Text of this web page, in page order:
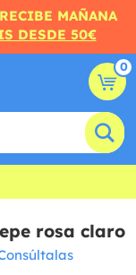
MAÑANA
DESDE 50€
0
rosa claro